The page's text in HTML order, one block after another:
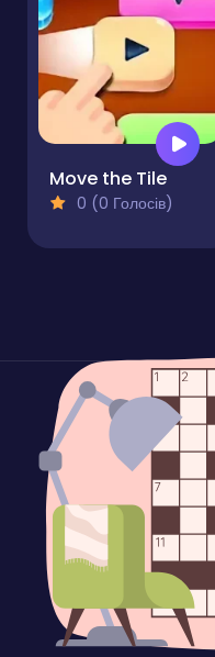
Move the Tile
0 (0 Голосів)